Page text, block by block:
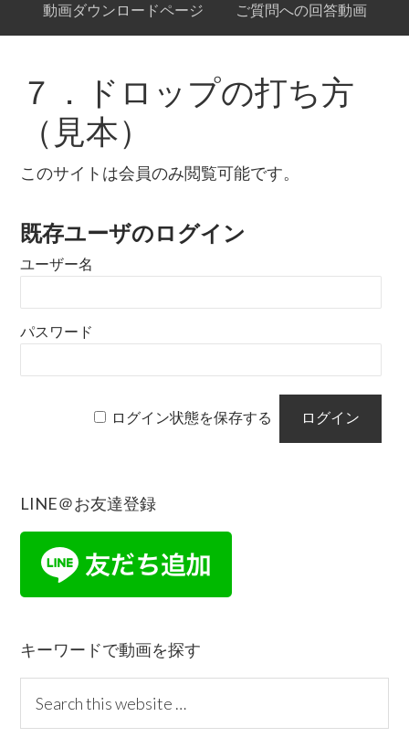
動画ダウンロードページ ご質問への回答動画
７．ドロップの打ち方
（見本）
このサイトは会員のみ閲覧可能です。
既存ユーザのログイン
ユーザー名
パスワード
ログイン状態を保存する
Reader
Interactions
Primary
Sidebar
LINE＠お友達登録
キーワードで動画を探す